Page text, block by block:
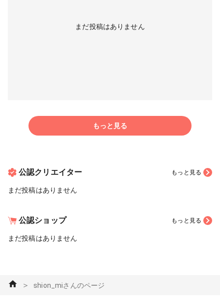
まだ投稿はありません
もっと見る
公認クリエイター もっと見る
まだ投稿はありません
公認ショップ もっと見る
まだ投稿はありません
＞ shion_miさんのページ